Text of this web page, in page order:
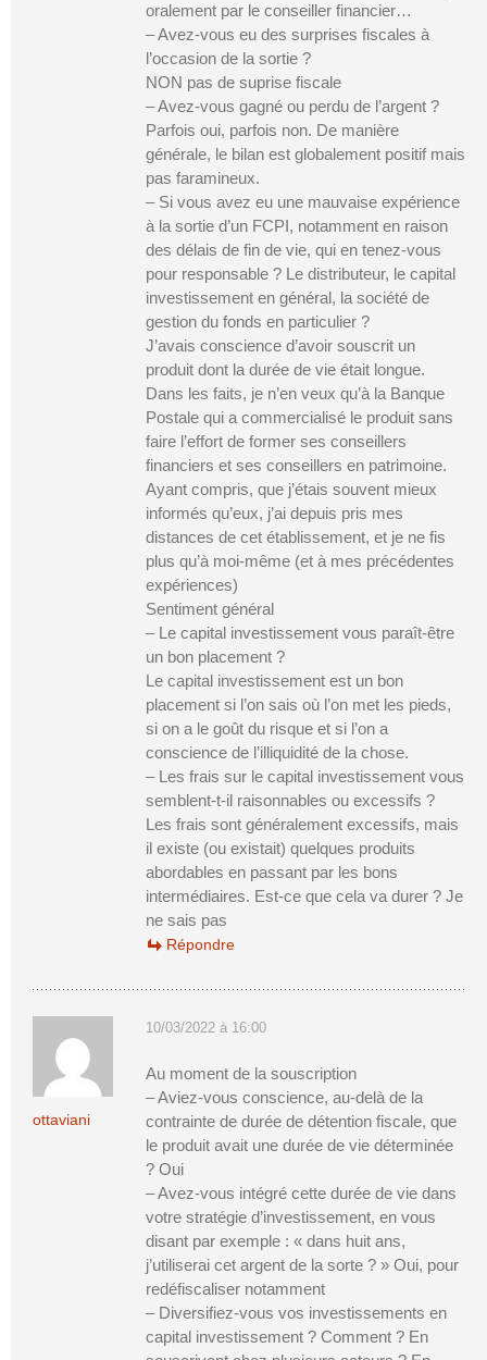
oralement par le conseiller financier…
– Avez-vous eu des surprises fiscales à
l’occasion de la sortie ?
NON pas de suprise fiscale
– Avez-vous gagné ou perdu de l’argent ?
Parfois oui, parfois non. De manière
générale, le bilan est globalement positif mais
pas faramineux.
– Si vous avez eu une mauvaise expérience
à la sortie d’un FCPI, notamment en raison
des délais de fin de vie, qui en tenez-vous
pour responsable ? Le distributeur, le capital
investissement en général, la société de
gestion du fonds en particulier ?
J’avais conscience d’avoir souscrit un
produit dont la durée de vie était longue.
Dans les faits, je n’en veux qu’à la Banque
Postale qui a commercialisé le produit sans
faire l’effort de former ses conseillers
financiers et ses conseillers en patrimoine.
Ayant compris, que j’étais souvent mieux
informés qu’eux, j’ai depuis pris mes
distances de cet établissement, et je ne fis
plus qu’à moi-même (et à mes précédentes
expériences)
Sentiment général
– Le capital investissement vous paraît-être
un bon placement ?
Le capital investissement est un bon
placement si l’on sais où l’on met les pieds,
si on a le goût du risque et si l’on a
conscience de l’illiquidité de la chose.
– Les frais sur le capital investissement vous
semblent-t-il raisonnables ou excessifs ?
Les frais sont généralement excessifs, mais
il existe (ou existait) quelques produits
abordables en passant par les bons
intermédiaires. Est-ce que cela va durer ? Je
ne sais pas
Répondre
ottaviani
10/03/2022 à 16:00
Au moment de la souscription
– Aviez-vous conscience, au-delà de la
contrainte de durée de détention fiscale, que
le produit avait une durée de vie déterminée
? Oui
– Avez-vous intégré cette durée de vie dans
votre stratégie d’investissement, en vous
disant par exemple : « dans huit ans,
j’utiliserai cet argent de la sorte ? » Oui, pour
redéfiscaliser notamment
– Diversifiez-vous vos investissements en
capital investissement ? Comment ? En